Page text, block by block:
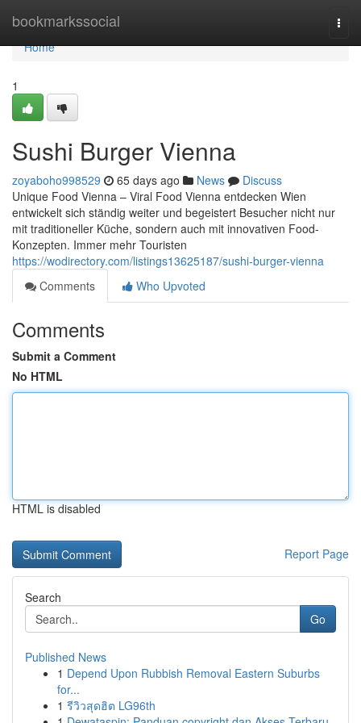
bookmarkssocial
Home
Home
1
Sushi Burger Vienna
zoyaboho998529 65 days ago News
Discuss
Unique Food Vienna – Viral Food Vienna entdecken Wien
entwickelt sich ständig weiter und begeistert Besucher nicht nur
mit traditioneller Küche, sondern auch mit innovativen Food-
Konzepten. Immer mehr Touristen
https://wodirectory.com/listings13625187/sushi-burger-vienna
Comments
Who Upvoted
Comments
Submit a Comment
No HTML
HTML is disabled
Report Page
Search
Go
Published News
1 Depend Upon Rubbish Removal Eastern Suburbs
for...
1 รีวิวสุดฮิต LG96th